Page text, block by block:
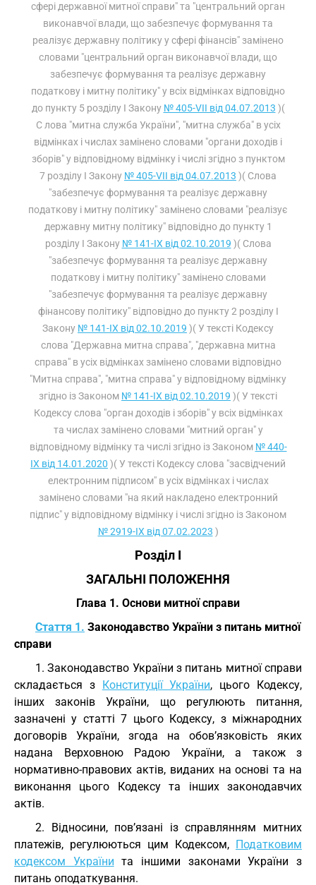
сфері державної митної справи" та "центральний орган
виконавчої влади, що забезпечує формування та
реалізує державну політику у сфері фінансів" замінено
словами "центральний орган виконавчої влади, що
забезпечує формування та реалізує державну
податкову і митну політику" у всіх відмінках відповідно
до пункту 5 розділу I Закону № 405-VII від 04.07.2013 )(
С лова "митна служба України", "митна служба" в усіх
відмінках і числах замінено словами "органи доходів і
зборів" у відповідному відмінку і числі згідно з пунктом
7 розділу I Закону № 405-VII від 04.07.2013 )( Слова
"забезпечує формування та реалізує державну
податкову і митну політику" замінено словами "реалізує
державну митну політику" відповідно до пункту 1
розділу I Закону № 141-IX від 02.10.2019 )( Слова
"забезпечує формування та реалізує державну
податкову і митну політику" замінено словами
"забезпечує формування та реалізує державну
фінансову політику" відповідно до пункту 2 розділу I
Закону № 141-IX від 02.10.2019 )( У тексті Кодексу
слова "Державна митна справа", "державна митна
справа" в усіх відмінках замінено словами відповідно
"Митна справа", "митна справа" у відповідному відмінку
згідно із Законом № 141-IX від 02.10.2019 )( У тексті
Кодексу слова "орган доходів і зборів" у всіх відмінках
та числах замінено словами "митний орган" у
відповідному відмінку та числі згідно із Законом № 440-
IX від 14.01.2020 )( У тексті Кодексу слова "засвідчений
електронним підписом" в усіх відмінках і числах
замінено словами "на який накладено електронний
підпис" у відповідному відмінку і числі згідно із Законом
№ 2919-IX від 07.02.2023 )
Розділ I
ЗАГАЛЬНІ ПОЛОЖЕННЯ
Глава 1. Основи митної справи
Стаття 1. Законодавство України з питань митної
справи
1. Законодавство України з питань митної справи
складається з Конституції України, цього Кодексу,
інших законів України, що регулюють питання,
зазначені у статті 7 цього Кодексу, з міжнародних
договорів України, згода на обов’язковість яких
надана Верховною Радою України, а також з
нормативно-правових актів, виданих на основі та на
виконання цього Кодексу та інших законодавчих
актів.
2. Відносини, пов’язані із справлянням митних
платежів, регулюються цим Кодексом, Податковим
кодексом України та іншими законами України з
питань оподаткування.